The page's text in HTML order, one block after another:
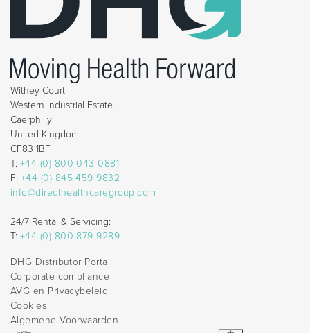
Withey Court
Western Industrial Estate
Caerphilly
United Kingdom
CF83 1BF
T: +44 (0) 800 043 0881
F: +44 (0) 845 459 9832
info@directhealthcaregroup.com
24/7 Rental & Servicing:
T: +44 (0) 800 879 9289
DHG Distributor Portal
Corporate compliance
AVG en Privacybeleid
Cookies
Algemene Voorwaarden